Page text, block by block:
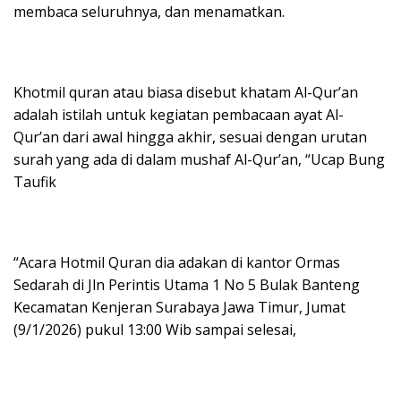
membaca seluruhnya, dan menamatkan.
Khotmil quran atau biasa disebut khatam Al-Qur’an
adalah istilah untuk kegiatan pembacaan ayat Al-
Qur’an dari awal hingga akhir, sesuai dengan urutan
surah yang ada di dalam mushaf Al-Qur’an, “Ucap Bung
Taufik
“Acara Hotmil Quran dia adakan di kantor Ormas
Sedarah di Jln Perintis Utama 1 No 5 Bulak Banteng
Kecamatan Kenjeran Surabaya Jawa Timur, Jumat
(9/1/2026) pukul 13:00 Wib sampai selesai,